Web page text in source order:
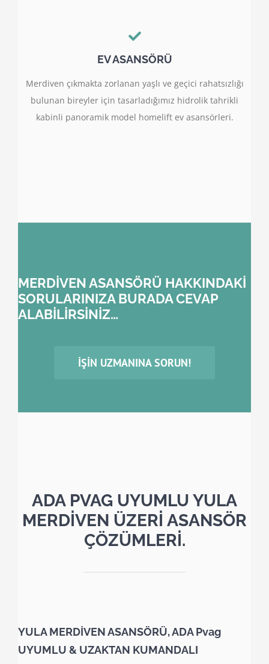
EV ASANSÖRÜ
Merdiven çıkmakta zorlanan yaşlı ve geçici rahatsızlığı
bulunan bireyler için tasarladığımız hidrolik tahrikli
kabinli panoramik model homelift ev asansörleri.
MERDİVEN ASANSÖRÜ HAKKINDAKİ
SORULARINIZA BURADA CEVAP
ALABİLİRSİNİZ…
İŞIN UZMANINA SORUN!
ADA PVAG UYUMLU YULA
MERDİVEN ÜZERİ ASANSÖR
ÇÖZÜMLERİ.
YULA MERDİVEN ASANSÖRÜ, ADA Pvag
UYUMLU & UZAKTAN KUMANDALI